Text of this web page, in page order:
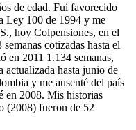
de edad. Fui favorecido
Ley 100 de 1994 y me
hoy Colpensiones, en el
cotizadas hasta el
en 2011 1.134 semanas,
actualizada hasta junio de
y me ausenté del país
en 2008. Mis historias
(2008) fueron de 52